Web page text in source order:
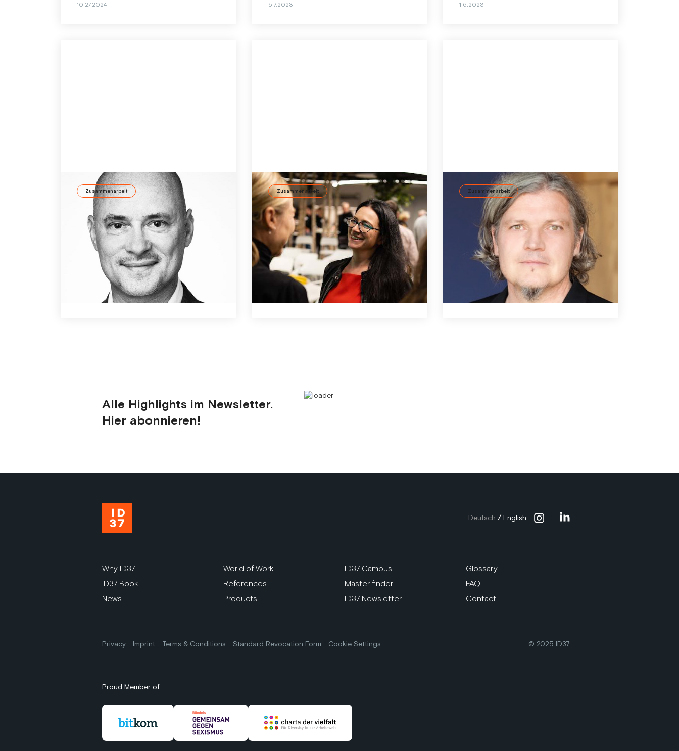
10.27.2024 5.7.2023 1.6.2023
Zusammenarbeit
„Vorurteile – was tun?“
Clemens Krebs berät Unternehmen, Vielfalt
zu kultivieren. Im Interview gibt er Einblicke
aus seiner reichhaltigen Erfahrung und
seinem aktiven Einsatz für Diversity.
Zusammenarbeit
Kommunikation im Team verbessern
Kommunikation ist essenziell für exzellente
Teamleistung. Wie sich mit Teamanalysen
von ID37 das Potenzial von
Teamkommunikation voll auszuschöpfen
lässt, zeigen wir hier auf.
Zusammenarbeit
Mit Teamanalysen Teams effektiv
enwickeln
Warum Teamentwicklung in der agilen
Arbeitswelt entscheidend ist und wie man
sie effektiv durchführt, erklärt ID37
Geschäftsführer Thomas Staller.
3.6.2020
Alle Highlights im Newsletter.
Hier abonnieren!
Deutsch / English
Why ID37
ID37 Book
News
World of Work
References
Products
ID37 Campus
Master finder
ID37 Newsletter
Glossary
FAQ
Contact
Privacy Imprint Terms & Conditions Standard Revocation Form Cookie Settings © 2025 ID37
Proud Member of: